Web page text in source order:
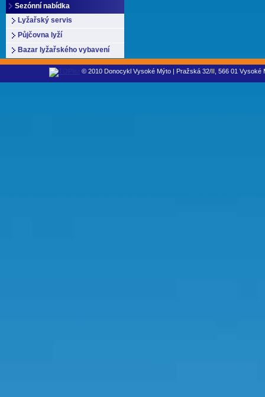
Sezónní nabídka
Lyžařský servis
Půjčovna lyží
Bazar lyžařského vybavení
© 2010 Donocykl Vysoké Mýto | Pražská 32/II, 566 01 Vysoké